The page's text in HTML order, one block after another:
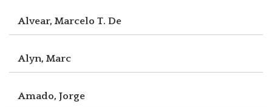
Alvear, Marcelo T. De
Alyn, Marc
Amado, Jorge